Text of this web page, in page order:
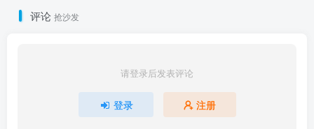
评论 抢沙发
请登录后发表评论
登录 注册